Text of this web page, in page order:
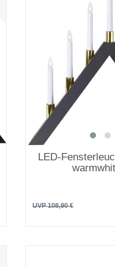
LED-
UVP 108,90 €